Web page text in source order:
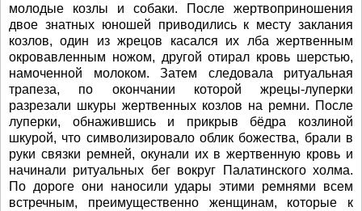
молодые козлы и собаки. После жертвоприношения
двое знатных юношей приводились к месту заклания
козлов, один из жрецов касался их лба жертвенным
окровавленным ножом, другой отирал кровь шерстью,
намоченной молоком. Затем следовала ритуальная
трапеза, по окончании которой жрецы-луперки
разрезали шкуры жертвенных козлов на ремни. После
луперки, обнажившись и прикрыв бёдра козлиной
шкурой, что символизировало облик божества, брали в
руки связки ремней, окунали их в жертвенную кровь и
начинали ритуальных бег вокруг Палатинского холма.
По дороге они наносили удары этими ремнями всем
встречным, преимущественно женщинам, которые к